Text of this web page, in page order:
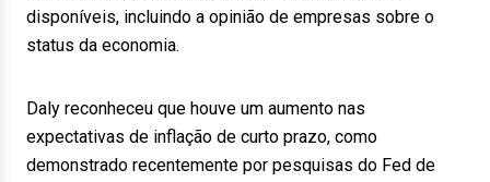
disponíveis, incluindo a opinião de empresas sobre o
status da economia.
Daly reconheceu que houve um aumento nas
expectativas de inflação de curto prazo, como
demonstrado recentemente por pesquisas do Fed de